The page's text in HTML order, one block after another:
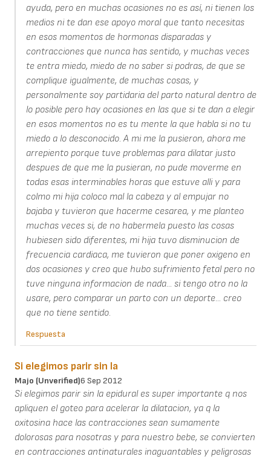
ayuda, pero en muchas ocasiones no es así, ni tienen los
medios ni te dan ese apoyo moral que tanto necesitas
en esos momentos de hormonas disparadas y
contracciones que nunca has sentido, y muchas veces
te entra miedo, miedo de no saber si podras, de que se
complique igualmente, de muchas cosas, y
personalmente soy partidaria del parto natural dentro de
lo posible pero hay ocasiones en las que si te dan a elegir
en esos momentos no es tu mente la que habla si no tu
miedo a lo desconocido. A mi me la pusieron, ahora me
arrepiento porque tuve problemas para dilatar justo
despues de que me la pusieran, no pude moverme en
todas esas interminables horas que estuve alli y para
colmo mi hija coloco mal la cabeza y al empujar no
bajaba y tuvieron que hacerme cesarea, y me planteo
muchas veces si, de no habermela puesto las cosas
hubiesen sido diferentes, mi hija tuvo disminucion de
frecuencia cardiaca, me tuvieron que poner oxigeno en
dos ocasiones y creo que hubo sufrimiento fetal pero no
tuve ninguna informacion de nada... si tengo otro no la
usare, pero comparar un parto con un deporte... creo
que no tiene sentido.
Respuesta
Si elegimos parir sin la
Majo (unverified)6 Sep 2012
Si elegimos parir sin la epidural es super importante q nos
apliquen el goteo para acelerar la dilatacion, ya q la
oxitosina hace las contracciones sean sumamente
dolorosas para nosotras y para nuestro bebe, se convierten
en contracciones antinaturales inaguantables y peligrosas